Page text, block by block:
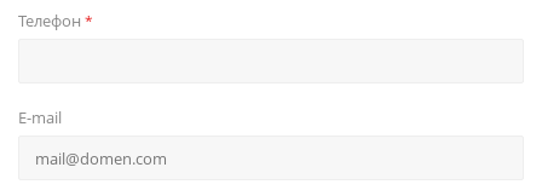
Телефон *
E-mail